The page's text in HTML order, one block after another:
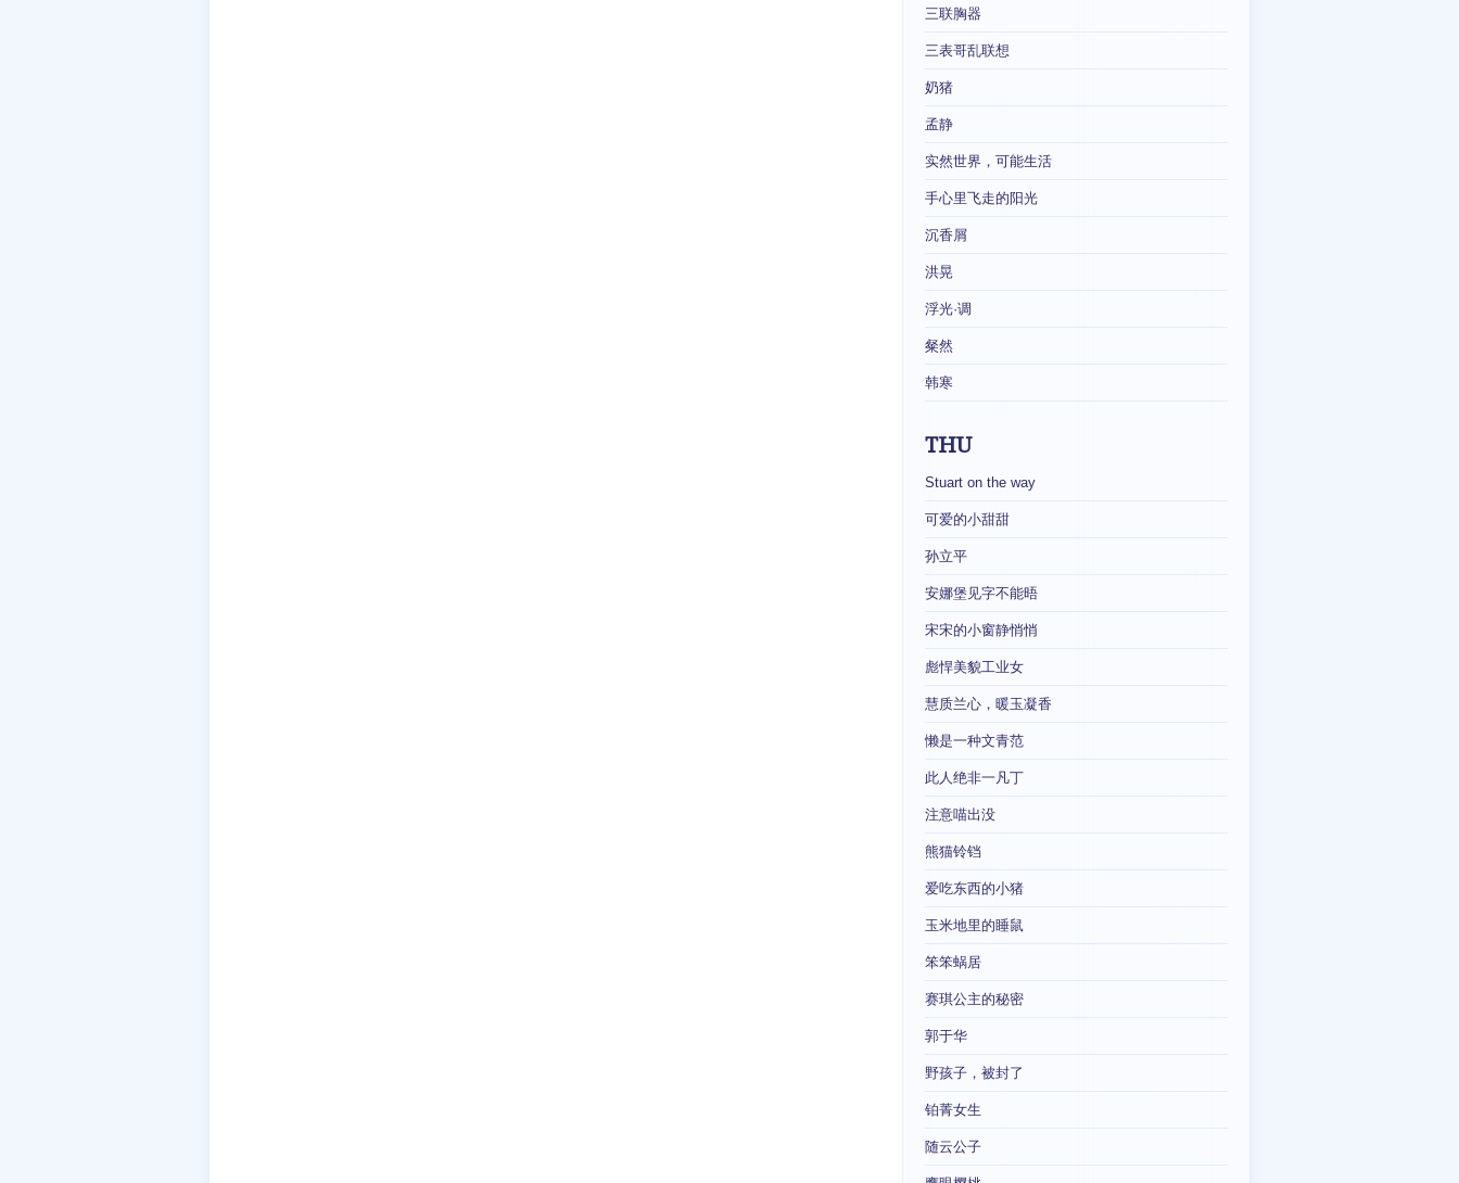
三联胸器
三表哥乱联想
奶猪
孟静
实然世界，可能生活
手心里飞走的阳光
沉香屑
洪晃
浮光·调
粲然
韩寒
THU
Stuart on the way
可爱的小甜甜
孙立平
安娜堡见字不能晤
宋宋的小窗静悄悄
彪悍美貌工业女
慧质兰心，暖玉凝香
懒是一种文青范
此人绝非一凡丁
注意喵出没
熊猫铃铛
爱吃东西的小猪
玉米地里的睡鼠
笨笨蜗居
赛琪公主的秘密
郭于华
野孩子，被封了
铂菁女生
随云公子